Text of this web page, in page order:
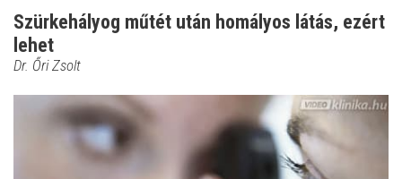
Szürkehályog műtét után homályos látás, ezért
lehet
Dr. Őri Zsolt